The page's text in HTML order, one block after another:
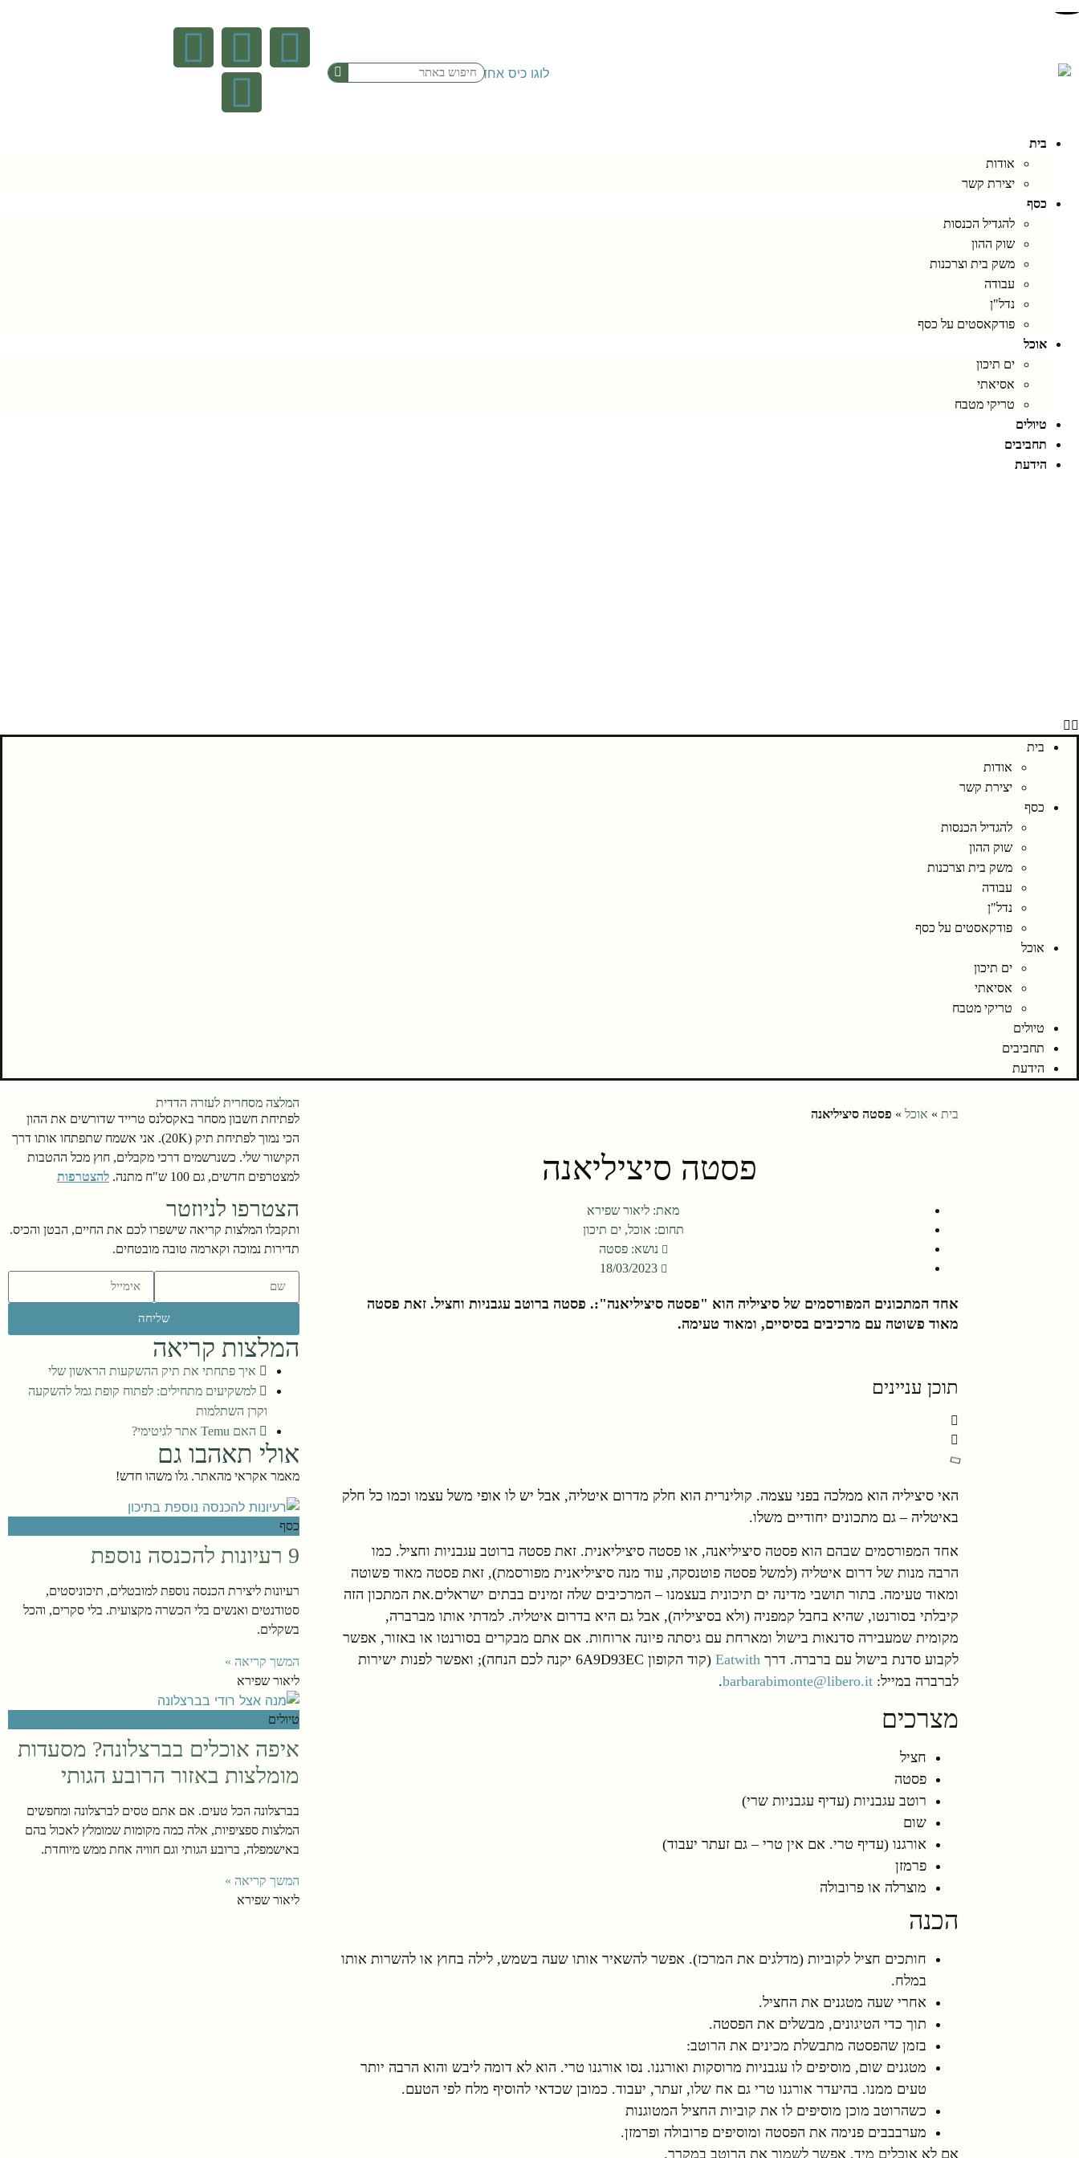
בית
אודות
יצירת קשר
כסף
להגדיל הכנסות
שוק ההון
משק בית וצרכנות
עבודה
נדל"ן
פודקאסטים על כסף
אוכל
ים תיכון
אסיאתי
טריקי מטבח
טיולים
תחביבים
הידעת
בית
אודות
יצירת קשר
כסף
להגדיל הכנסות
שוק ההון
משק בית וצרכנות
עבודה
נדל"ן
פודקאסטים על כסף
אוכל
ים תיכון
אסיאתי
טריקי מטבח
טיולים
תחביבים
הידעת
בית » אוכל » פסטה סיציליאנה
פסטה סיציליאנה
מאת: ליאור שפירא
תחום: אוכל,ים תיכון
נושא: פסטה
18/03/2023
אחד המתכונים המפורסמים של סיציליה הוא "פסטה סיציליאנה":. פסטה ברוטב עגבניות וחציל. זאת פסטה
מאוד פשוטה עם מרכיבים בסיסיים, ומאוד טעימה.
תוכן עניינים
האי סיציליה הוא ממלכה בפני עצמה. קולינרית הוא חלק מדרום איטליה, אבל יש לו אופי משל עצמו וכמו כל חלק
באיטליה – גם מתכונים יחודיים משלו.
אחד המפורסמים שבהם הוא פסטה סיציליאנה, או פסטה סיציליאנית. זאת פסטה ברוטב עגבניות וחציל. כמו
הרבה מנות של דרום איטליה (למשל פסטה פוטנסקה, עוד מנה סיציליאנית מפורסמת), זאת פסטה מאוד פשוטה
ומאוד טעימה. בתור תושבי מדינה ים תיכונית בעצמנו – המרכיבים שלה זמינים בבתים ישראלים.את המתכון הזה
קיבלתי בסורנטו, שהיא בחבל קמפניה (ולא בסיציליה), אבל גם היא בדרום איטליה. למדתי אותו מברברה,
מקומית שמעבירה סדנאות בישול ומארחת עם גיסתה פיונה ארוחות. אם אתם מבקרים בסורנטו או באזור, אפשר
לקבוע סדנת בישול עם ברברה. דרך Eatwith
(קוד הקופון 6A9D93EC יקנה לכם הנחה); ואפשר לפנות ישירות
לברברה במייל: barbarabimonte@libero.it
.
מצרכים
חציל
פסטה
רוטב עגבניות (עדיף עגבניות שרי)
שום
אורגנו (עדיף טרי. אם אין טרי – גם זעתר יעבוד)
פרמזן
מוצרלה או פרובולה
הכנה
חותכים חציל לקוביות (מדלגים את המרכז). אפשר להשאיר אותו שעה בשמש, לילה בחוץ או להשרות אותו
במלח.
אחרי שעה מטגנים את החציל.
תוך כדי הטיגונים, מבשלים את הפסטה.
בזמן שהפסטה מתבשלת מכינים את הרוטב:
מטגנים שום, מוסיפים לו עגבניות מרוסקות ואורגנו. נסו אורגנו טרי. הוא לא דומה ליבש והוא הרבה יותר
טעים ממנו. בהיעדר אורגנו טרי גם אח שלו, זעתר, יעבוד. כמובן שכדאי להוסיף מלח לפי הטעם.
כשהרוטב מוכן מוסיפים לו את קוביות החציל המטוגנות
מערבבבים פנימה את הפסטה ומוסיפים פרובולה ופרמזן.
אם לא אוכלים מיד, אפשר לשמור את הרוטב במקרר.
המלצה מסחרית לעזרה הדדית
לפתיחת חשבון מסחר באקסלנס טרייד שדורשים את ההון
הכי נמוך לפתיחת תיק (20K). אני אשמח שתפתחו אותו דרך
הקישור שלי. כשנרשמים דרכי מקבלים, חוץ מכל ההטבות
למצטרפים חדשים, גם 100 ש"ח מתנה.
להצטרפות
הצטרפו לניוזטר
ותקבלו המלצות קריאה שישפרו לכם את החיים, הבטן והכיס.
תדירות נמוכה וקארמה טובה מובטחים.
שליחה
המלצות קריאה
איך פתחתי את תיק ההשקעות הראשון שלי
למשקיעים מתחילים: לפתוח קופת גמל להשקעה
וקרן השתלמות
האם Temu אתר לגיטימי?
אולי תאהבו גם
מאמר אקראי מהאתר. גלו משהו חדש!
כסף
9 רעיונות להכנסה נוספת
רעיונות ליצירת הכנסה נוספת למובטלים, תיכוניסטים,
סטודנטים ואנשים בלי הכשרה מקצועית. בלי סקרים, והכל
בשקלים.
המשך קריאה »
ליאור שפירא
טיולים
איפה אוכלים בברצלונה? מסעדות
מומלצות באזור הרובע הגותי
בברצלונה הכל טעים. אם אתם טסים לברצלונה ומחפשים
המלצות ספציפיות, אלה כמה מקומות שמומלץ לאכול בהם
באישמפלה, ברובע הגותי וגם חוויה אחת ממש מיוחדת.
המשך קריאה »
ליאור שפירא